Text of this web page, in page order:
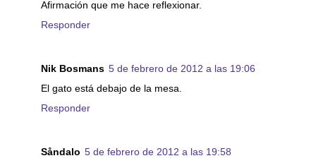
Afirmación que me hace reflexionar.
Responder
Nik Bosmans 5 de febrero de 2012 a las 19:06
El gato está debajo de la mesa.
Responder
Såndalo 5 de febrero de 2012 a las 19:58